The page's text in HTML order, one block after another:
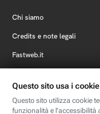
Chi siamo
Credits e note legali
Fastweb.it
Fastweb Digital Academy